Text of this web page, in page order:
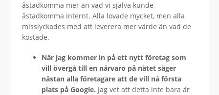
åstadkomma mer än vad vi själva kunde
åstadkomma internt. Alla lovade mycket, men alla
misslyckades med att leverera mer värde än vad de
kostade.
När jag kommer in på ett nytt företag som
vill övergå till en närvaro på nätet säger
nästan alla företagare att de vill nå första
plats på Google. Jag vet att detta inte bara är